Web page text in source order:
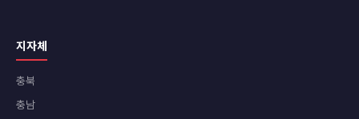
지자체
충북
충남